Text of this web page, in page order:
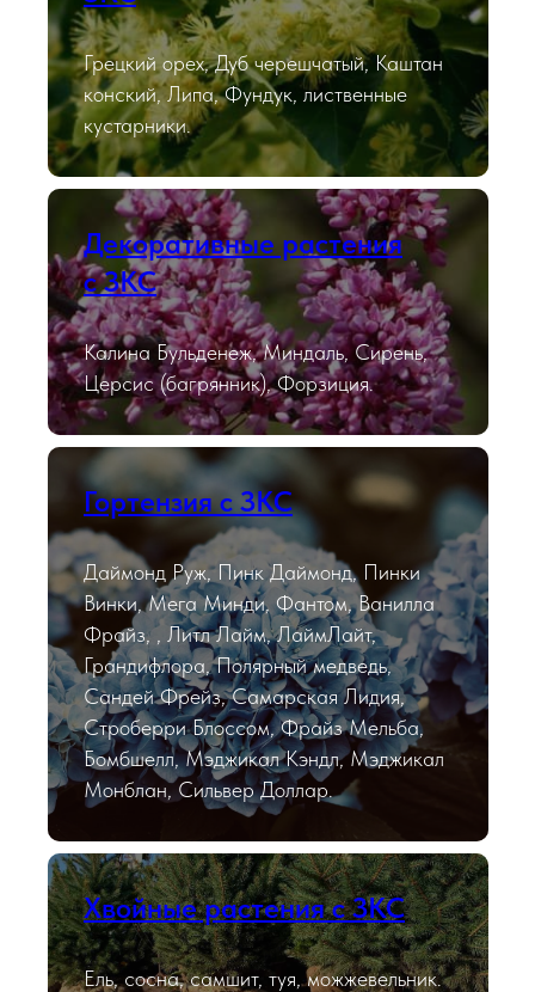
Грецкий орех, Дуб черешчатый, Каштан
конский, Липа, Фундук, лиственные
кустарники.
Декоративные растения
с ЗКС
Калина Бульденеж, Миндаль, Сирень,
Церсис (багрянник), Форзиция.
Гортензия с ЗКС
Даймонд Руж, Пинк Даймонд, Пинки
Винки, Мега Минди, Фантом, Ванилла
Фрайз, , Литл Лайм, ЛаймЛайт,
Грандифлора, Полярный медведь,
Сандей Фрейз, Самарская Лидия,
Строберри Блоссом, Фрайз Мельба,
Бомбшелл, Мэджикал Кэндл, Мэджикал
Монблан, Сильвер Доллар.
Хвойные растения с ЗКС
Ель, сосна, самшит, туя, можжевельник.